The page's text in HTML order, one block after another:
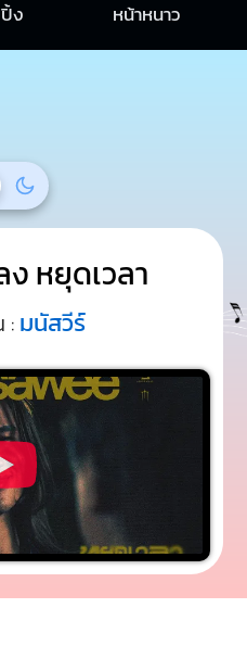
ง หน้าหนาว
หยุดเวลา
: มนัสวีร์